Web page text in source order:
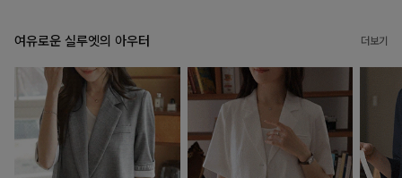
여유로운 실루엣의 아우터 더보기